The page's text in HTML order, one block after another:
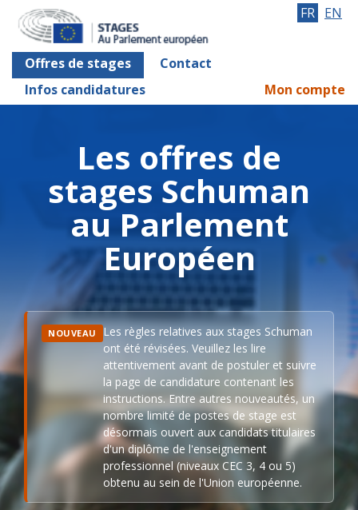
Offres de stages
Contact
Infos candidatures
FR EN
Mon compte
Les offres de
stages Schuman
au Parlement
Européen
NOUVEAU
Les règles relatives aux stages Schuman
ont été révisées. Veuillez les lire
attentivement avant de postuler et suivre
la page de candidature contenant les
instructions. Entre autres nouveautés, un
nombre limité de postes de stage est
désormais ouvert aux candidats titulaires
d'un diplôme de l'enseignement
professionnel (niveaux CEC 3, 4 ou 5)
obtenu au sein de l'Union européenne.